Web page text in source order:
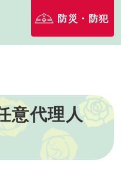
防災・防犯
意代理人